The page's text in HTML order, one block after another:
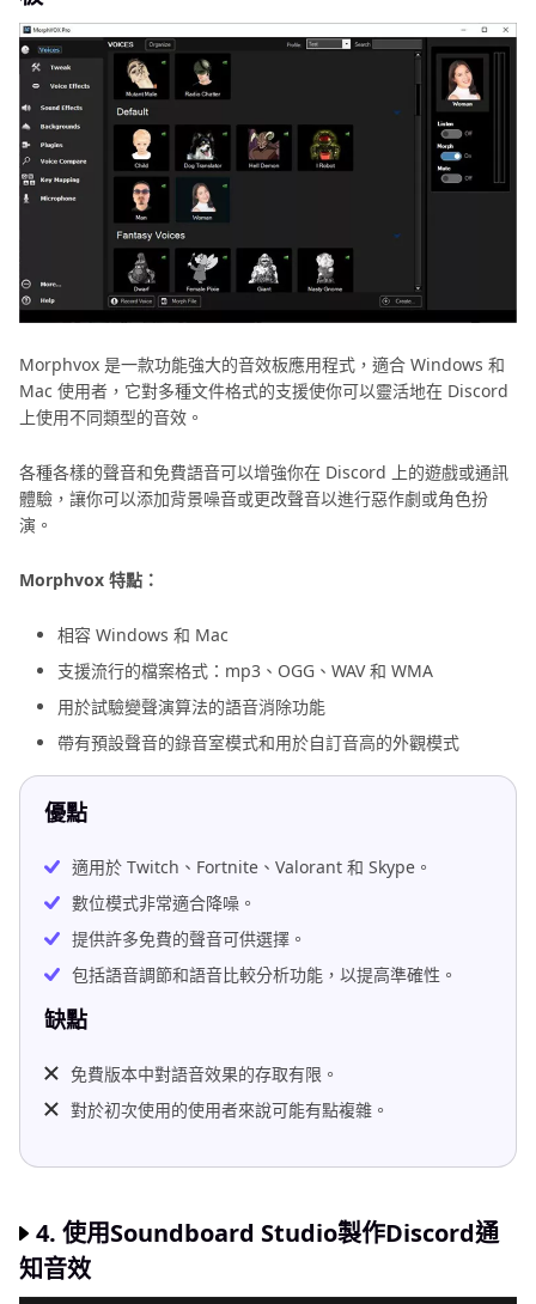
Morphvox 是一款功能強大的音效板應用程式，適合 Windows 和
Mac 使用者，它對多種文件格式的支援使你可以靈活地在 Discord
上使用不同類型的音效。
各種各樣的聲音和免費語音可以增強你在 Discord 上的遊戲或通訊
體驗，讓你可以添加背景噪音或更改聲音以進行惡作劇或角色扮
演。
Morphvox 特點：
相容 Windows 和 Mac
支援流行的檔案格式：mp3、OGG、WAV 和 WMA
用於試驗變聲演算法的語音消除功能
帶有預設聲音的錄音室模式和用於自訂音高的外觀模式
優點
適用於 Twitch、Fortnite、Valorant 和 Skype。
數位模式非常適合降噪。
提供許多免費的聲音可供選擇。
包括語音調節和語音比較分析功能，以提高準確性。
缺點
免費版本中對語音效果的存取有限。
對於初次使用的使用者來說可能有點複雜。
4. 使用Soundboard Studio製作Discord通
知音效